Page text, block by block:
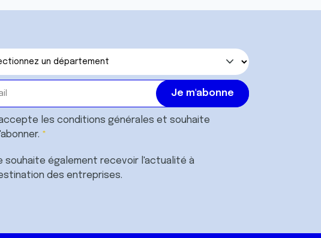
les conditions générales et souhaite
souhaite également recevoir l'actualité à
des entreprises.